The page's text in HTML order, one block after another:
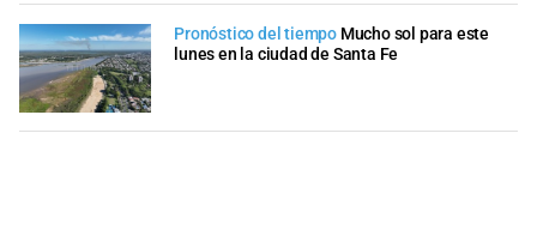
Pronóstico del tiempo Mucho sol para este
lunes en la ciudad de Santa Fe